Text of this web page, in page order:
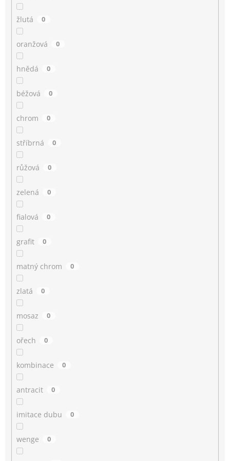
žlutá 0
oranžová 0
hnědá 0
béžová 0
chrom 0
stříbrná 0
růžová 0
zelená 0
fialová 0
grafit 0
matný chrom 0
zlatá 0
mosaz 0
ořech 0
kombinace 0
antracit 0
imitace dubu 0
wenge 0